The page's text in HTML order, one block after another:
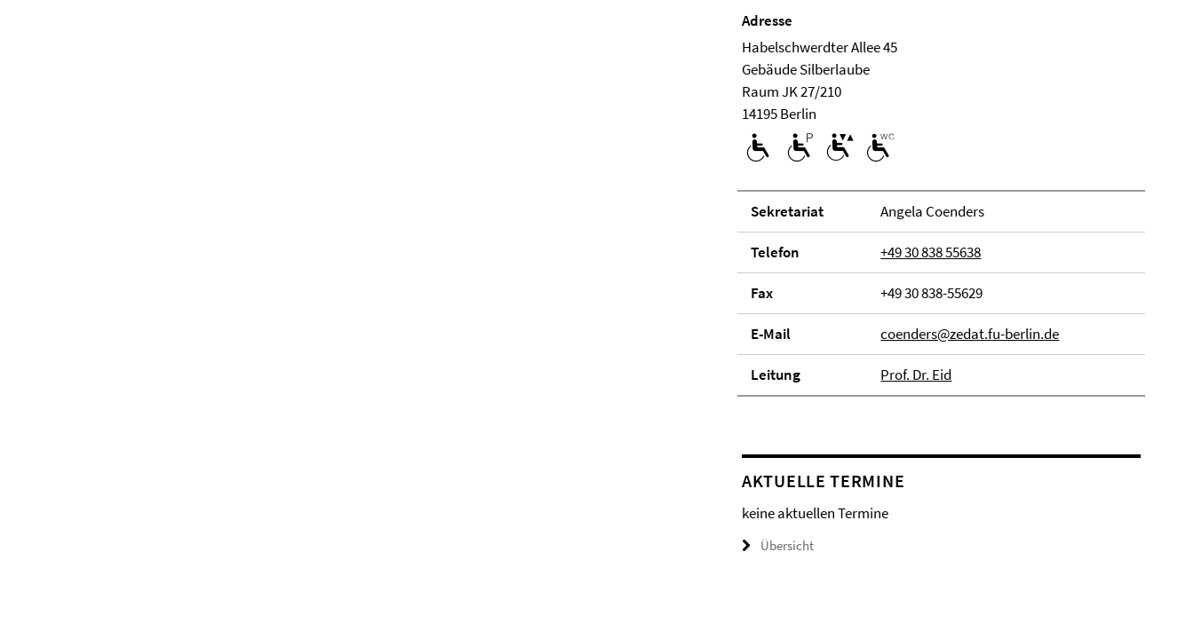
Adresse
Habelschwerdter Allee 45
Ge­bäude Silberlaube
Raum JK 27/210
14195 Berlin
Se­kre­ta­ri­at Angela Coenders
Telefon +49 30 838 55638
Fax +49 30 838-55629
E-Mail coenders@zedat.fu-berlin.de
Lei­tung Prof. Dr. Eid
AKTUELLE TERMINE
keine aktuellen Termine
Übersicht